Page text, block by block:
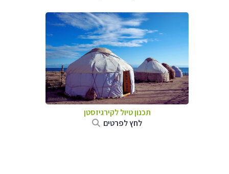
תכנון טיוללקירגיזסטן
לחץ לפרטים